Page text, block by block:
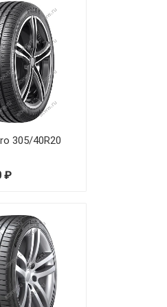
305/40R20
₽